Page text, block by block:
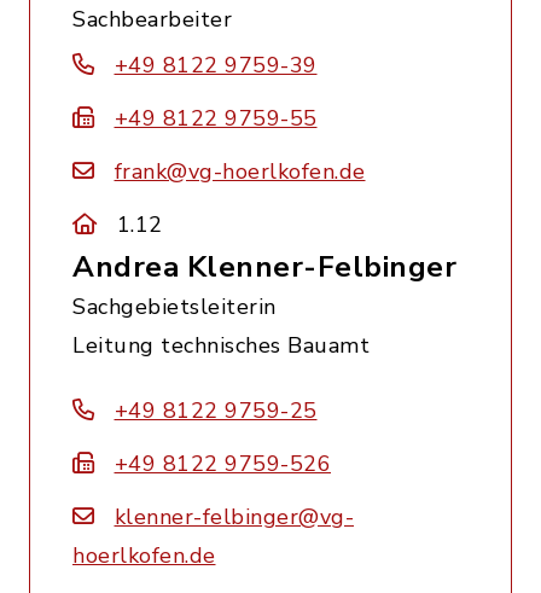
Sachbearbeiter
+49 8122 9759-39
+49 8122 9759-55
frank@vg-hoerlkofen.de
1.12
Andrea Klenner-Felbinger
Sachgebietsleiterin
Leitung technisches Bauamt
+49 8122 9759-25
+49 8122 9759-526
klenner-felbinger@vg-
hoerlkofen.de